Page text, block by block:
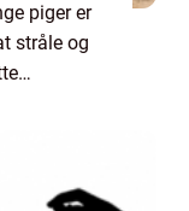
piger er
stråle og